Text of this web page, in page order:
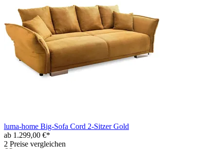
luma-home Big-Sofa Cord 2-Sitzer Gold
ab 1.299,00 €*
2 Preise vergleichen